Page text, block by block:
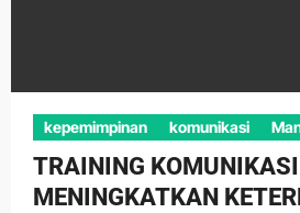
kepemimpinan komunikasi
TRAINING
MENINGKATKAN